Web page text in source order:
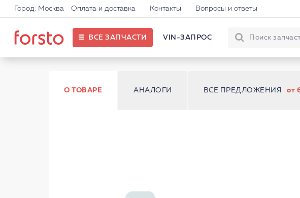
Город: Москва Оплата и доставка Контакты Вопросы и ответы
ВСЕ ЗАПЧАСТИ VIN-ЗАПРОС
О ТОВАРЕ АНАЛОГИ ВСЕ ПРЕДЛОЖЕНИЯ от